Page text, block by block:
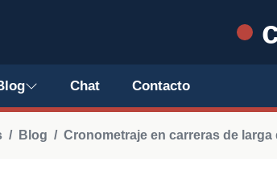
Chat Contacto
Blog Cronometraje en carreras de larga